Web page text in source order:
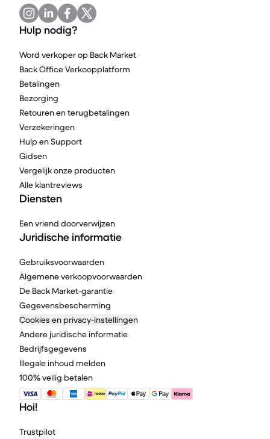
Hulp nodig?
Word verkoper op Back Market
Back Office Verkoopplatform
Betalingen
Bezorging
Retouren en terugbetalingen
Verzekeringen
Hulp en Support
Gidsen
Vergelijk onze producten
Alle klantreviews
Diensten
Een vriend doorverwijzen
Juridische informatie
Gebruiksvoorwaarden
Algemene verkoopvoorwaarden
De Back Market-garantie
Gegevensbescherming
Cookies en privacy-instellingen
Andere juridische informatie
Bedrijfsgegevens
Illegale inhoud melden
100% veilig betalen
Hoi!
Trustpilot